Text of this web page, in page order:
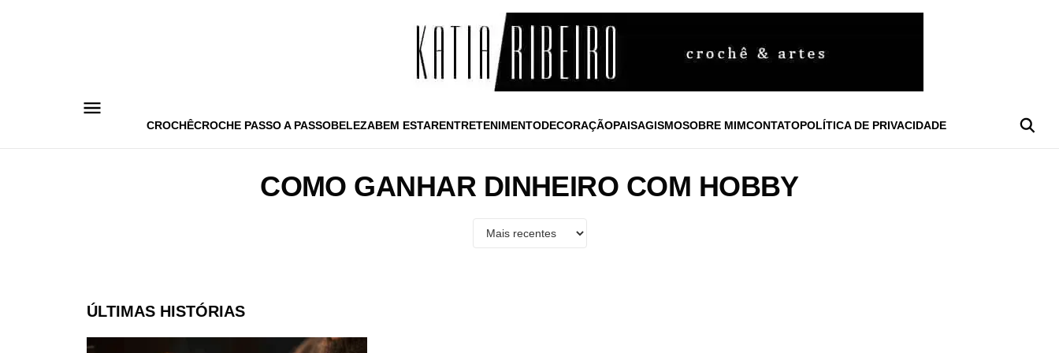
CROCHÊCROCHE PASSO A PASSOBELEZABEM ESTARENTRETENIMENTODECORAÇÃOPAISAGISMOSOBRE MIMCONTATOPOLÍTICA DE PRIVACIDADE
COMO GANHAR DINHEIRO COM HOBBY
ÚLTIMAS HISTÓRIAS